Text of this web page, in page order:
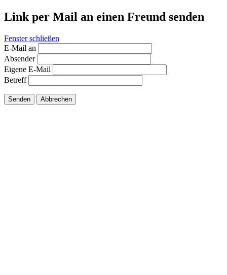
Link per Mail an einen Freund senden
Fenster schließen
E-Mail an
Absender
Eigene E-Mail
Betreff
Senden Abbrechen